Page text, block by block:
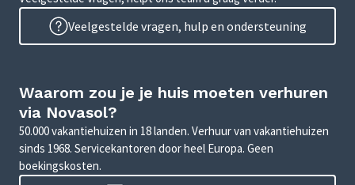
Veelgestelde vragen, hulp en ondersteuning
Waarom zou je je huis moeten verhuren
via Novasol?
50.000 vakantiehuizen in 18 landen. Verhuur van vakantiehuizen
sinds 1968. Servicekantoren door heel Europa. Geen
boekingskosten.